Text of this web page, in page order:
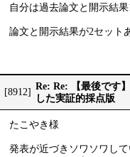
自分は過去論文と開示結
論文と開示結果が2セット
[8912]
Re: Re: 【最後です
した実証的採点版
たこやき様
発表が近づきソワソワし